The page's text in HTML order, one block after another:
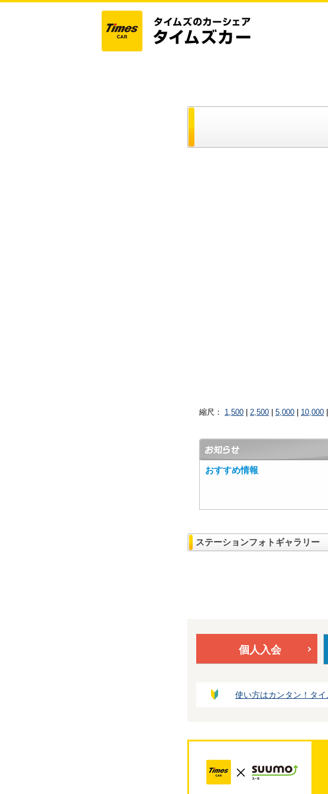
縮尺： 1,500 2,500 5,000 10,000
おすすめ情報
ステーションフォトギャラリー
個人入会
使い方はカンタン！タ